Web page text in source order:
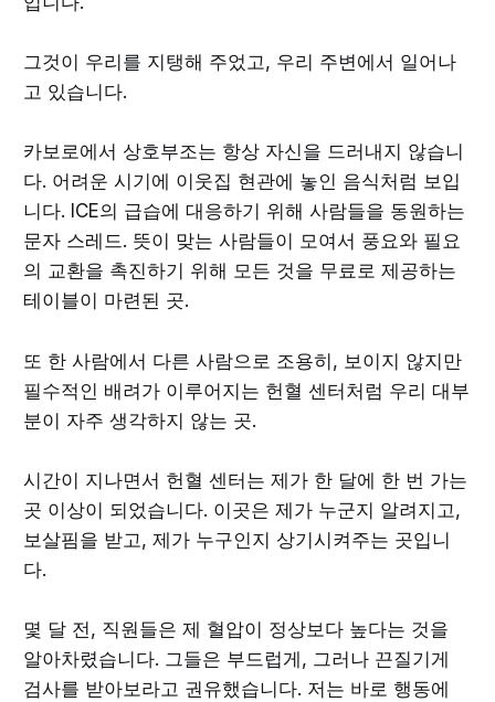
그것이 우리를 지탱해 주었고, 우리 주변에서 일어나
고 있습니다.
카보로에서 상호부조는 항상 자신을 드러내지 않습니
다. 어려운 시기에 이웃집 현관에 놓인 음식처럼 보입
니다. ICE의 급습에 대응하기 위해 사람들을 동원하는
문자 스레드. 뜻이 맞는 사람들이 모여서 풍요와 필요
의 교환을 촉진하기 위해 모든 것을 무료로 제공하는
테이블이 마련된 곳.
또 한 사람에서 다른 사람으로 조용히, 보이지 않지만
필수적인 배려가 이루어지는 헌혈 센터처럼 우리 대부
분이 자주 생각하지 않는 곳.
시간이 지나면서 헌혈 센터는 제가 한 달에 한 번 가는
곳 이상이 되었습니다. 이곳은 제가 누군지 알려지고,
보살핌을 받고, 제가 누구인지 상기시켜주는 곳입니
다.
몇 달 전, 직원들은 제 혈압이 정상보다 높다는 것을
알아차렸습니다. 그들은 부드럽게, 그러나 끈질기게
검사를 받아보라고 권유했습니다. 저는 바로 행동에